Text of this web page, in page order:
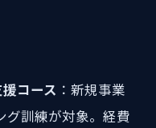
コース ：新規事業
グ訓練が対象。経費